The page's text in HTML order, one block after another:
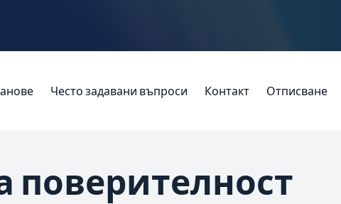
Често задавани въпроси Контакт Отписване
поверителност